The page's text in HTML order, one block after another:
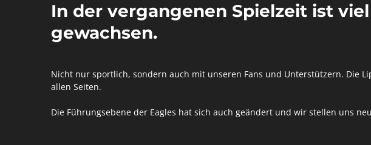
In der vergangenen Spielzeit ist
gewachsen.
Nicht nur sportlich, sondern auch mit unseren Fans und Unterstützern. Die
allen Seiten.
Die Führungsebene der Eagles hat sich auch geändert und wir stellen uns